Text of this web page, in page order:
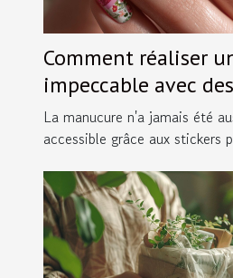
Comment réaliser
impeccable avec
ongles
La manucure n'a jamais été
accessible grâce aux stickers